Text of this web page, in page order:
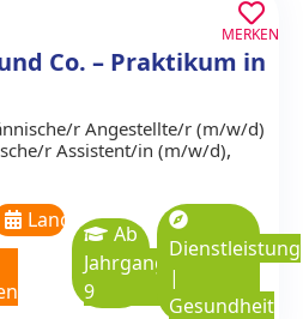
Co. – Praktikum in
r Angestellte/r (m/w/d)
r Assistent/in (m/w/d),
MERKEN
Langzeitpraktikum
Ab
Jahrgangsstufe
9
Dienstleistung
|
Gesundheit